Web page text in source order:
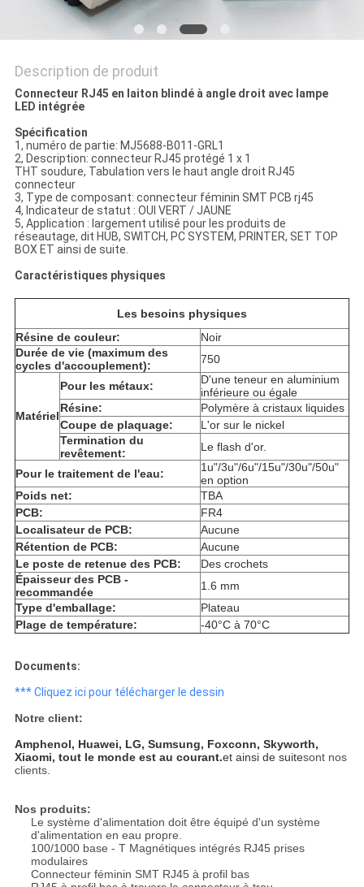
LA
VIE
PRIVÉE
Description de produit
Connecteur RJ45 en laiton blindé à angle droit avec lampe
LED intégrée
Spécification
1, numéro de partie: MJ5688-B011-GRL1
2, Description: connecteur RJ45 protégé 1 x 1
THT soudure, Tabulation vers le haut angle droit RJ45
connecteur
3, Type de composant: connecteur féminin SMT PCB rj45
4, Indicateur de statut : OUI VERT / JAUNE
5, Application : largement utilisé pour les produits de
réseautage, dit HUB, SWITCH, PC SYSTEM, PRINTER, SET TOP
BOX ET ainsi de suite.
Caractéristiques physiques
Les besoins physiques
Résine de couleur:
Noir
Durée de vie (maximum des
cycles d'accouplement):
750
Matériel
Pour les métaux:
D'une teneur en aluminium
inférieure ou égale
Résine:
Polymère à cristaux liquides
Coupe de plaquage:
L'or sur le nickel
Termination du
revêtement:
Le flash d'or.
Pour le traitement de l'eau:
1u"/3u"/6u"/15u"/30u"/50u"
en option
Poids net:
TBA
PCB:
FR4
Localisateur de PCB:
Aucune
Rétention de PCB:
Aucune
Le poste de retenue des PCB:
Des crochets
Épaisseur des PCB -
recommandée
1.6 mm
Type d'emballage:
Plateau
Plage de température:
-40°C à 70°C
Documents:
*** Cliquez ici pour télécharger le dessin
Notre client:
Amphenol, Huawei, LG, Sumsung, Foxconn, Skyworth,
Xiaomi, tout le monde est au courant.et ainsi de suitesont nos
clients.
Nos produits:
Le système d'alimentation doit être équipé d'un système
d'alimentation en eau propre.
100/1000 base - T Magnétiques intégrés RJ45 prises
modulaires
Connecteur féminin SMT RJ45 à profil bas